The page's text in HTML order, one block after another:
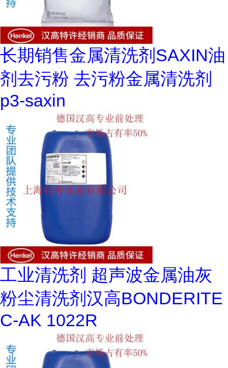
长期销售金属清洗剂SAXIN油
剂去污粉 去污粉金属清洗剂
p3-saxin
工业清洗剂 超声波金属油灰
粉尘清洗剂汉高BONDERITE
C-AK 1022R